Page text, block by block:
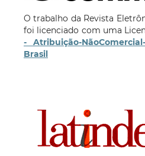
O trabalho da Revista
foi licenciado com uma
- Atribuição-
Brasil